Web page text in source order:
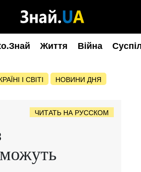
Життя Війна
І СВІТІ НОВИНИ ДНЯ
ЧИТАТЬ НА РУССКОМ